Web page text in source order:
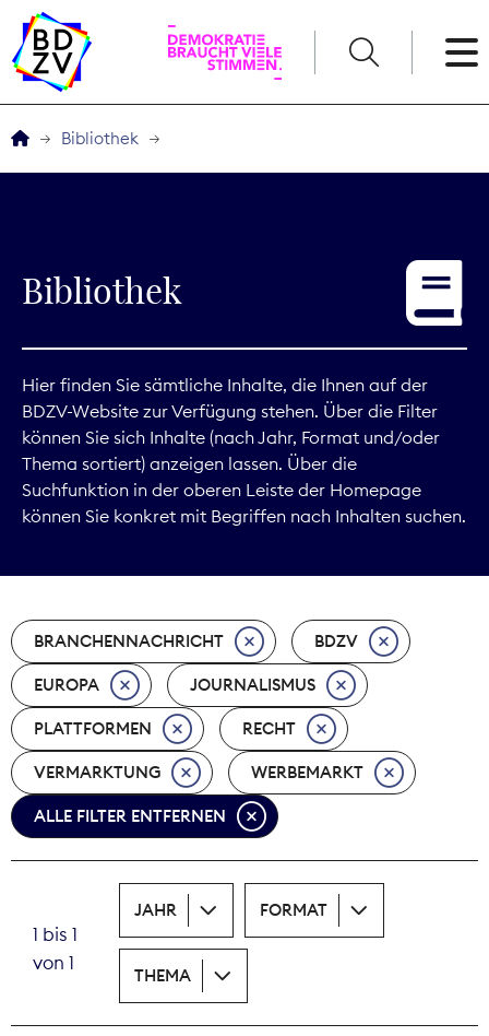
Service
Digitales
Kommunikation
Marktdaten
Nachhaltigkeit
Nachwuchs
Nova Award
Pressefreiheit
Print
Recht
Tarifpolitik
Theodor-Wolff-Preis
Bibliothek
Bibliothek
Hier finden Sie sämtliche Inhalte, die Ihnen auf der
BDZV-Website zur Verfügung stehen. Über die Filter
können Sie sich Inhalte (nach Jahr, Format und/oder
Thema sortiert) anzeigen lassen. Über die
Suchfunktion in der oberen Leiste der Homepage
können Sie konkret mit Begriffen nach Inhalten suchen.
BRANCHENNACHRICHT BDZV
EUROPA JOURNALISMUS
PLATTFORMEN RECHT
VERMARKTUNG WERBEMARKT
ALLE FILTER ENTFERNEN
1 bis 1
von 1
JAHR FORMAT
THEMA